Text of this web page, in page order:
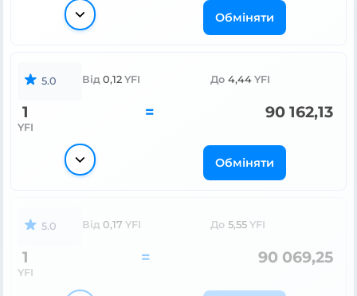
Обміняти
5.0 Від 0,12 YFI До 4,44 YFI
1
YFI
= 90 162,13
Обміняти
5.0 Від 0,17 YFI До 5,55 YFI
1
YFI
= 90 069,25